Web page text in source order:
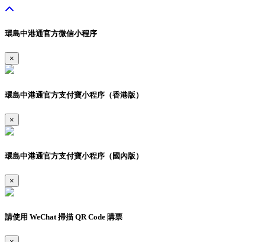
環島中港通官方微信小程序
×
環島中港通官方支付寶小程序（香港版）
×
環島中港通官方支付寶小程序（國內版）
×
請使用 WeChat 掃描 QR Code 購票